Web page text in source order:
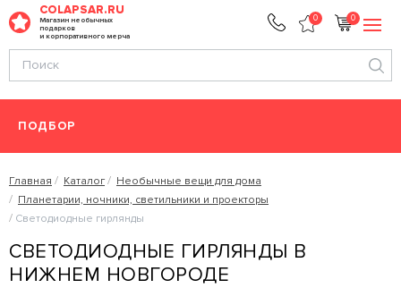
COLAPSAR.RU
Магазин необычных
подарков
и корпоративного мерча
0 0
ПОДБОР
Главная Каталог
Необычные вещи для дома
Планетарии, ночники, светильники и проекторы
Светодиодные гирлянды
СВЕТОДИОДНЫЕ ГИРЛЯНДЫ В
НИЖНЕМ НОВГОРОДЕ